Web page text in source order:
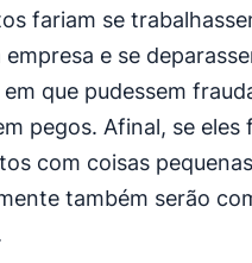
fariam se
empresa e se
que pudessem
pegos. Afinal, se eles
com coisas
também serão